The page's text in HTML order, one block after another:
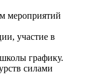
мероприятий
участие в
графику.
силами